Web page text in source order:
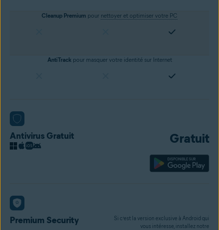
Cleanup Premium pour nettoyer et optimiser votre PC
AntiTrackpour masquer votre identité sur Internet
Antivirus Gratuit Gratuit
Premium Security
Si c’est la version exclusive à Android qui
vous intéresse, installez notre